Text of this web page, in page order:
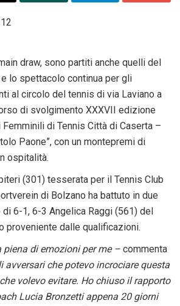
12
draw, sono partiti anche quelli del
lo spettacolo continua per gli
al circolo del tennis di via Laviano a
di svolgimento XXXVII edizione
di Tennis Città di Caserta –
Paone”, con un montepremi di
ospitalità.
(301) tesserata per il Tennis Club
di Bolzano ha battuto in due
6-1, 6-3 Angelica Raggi (561) del
proveniente dalle qualificazioni.
piena di emozioni per me – commenta
avversari che potevo incrociare questa
volevo evitare. Ho chiuso il rapporto
Lucia Bronzetti appena 20 giorni